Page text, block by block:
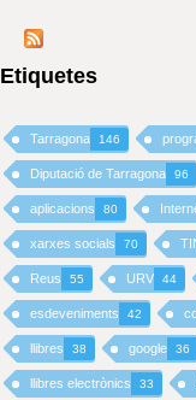
Etiquetes
Tarragona 146
Diputació de Tarragona 96
aplicacions 80
xarxes socials 70
Reus 55 URV 44
esdeveniments 42
llibres 38 google 36
llibres electrònics 33